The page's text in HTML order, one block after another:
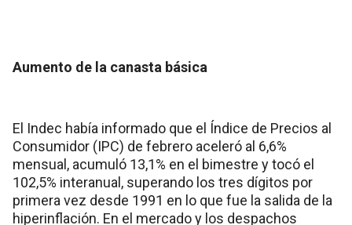
Aumento de la canasta básica
El Indec había informado que el Índice de Precios al
Consumidor (IPC) de febrero aceleró al 6,6%
mensual, acumuló 13,1% en el bimestre y tocó el
102,5% interanual, superando los tres dígitos por
primera vez desde 1991 en lo que fue la salida de la
hiperinflación. En el mercado y los despachos